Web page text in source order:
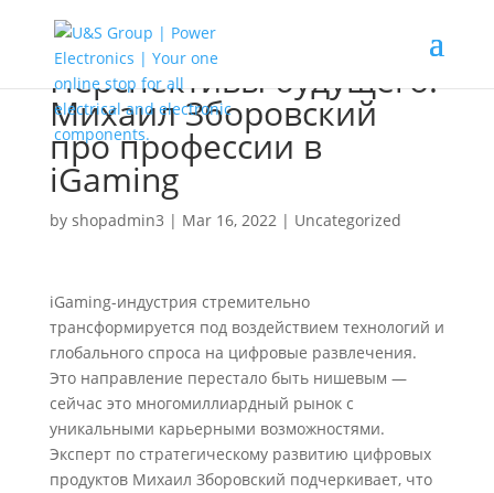
Перспективы будущего:
Михаил Зборовский
про профессии в
iGaming
by shopadmin3 | Mar 16, 2022| Uncategorized
iGaming-индустрия стремительно
трансформируется под воздействием технологий и
глобального спроса на цифровые развлечения.
Это направление перестало быть нишевым —
сейчас это многомиллиардный рынок с
уникальными карьерными возможностями.
Эксперт по стратегическому развитию цифровых
продуктов Михаил Зборовский подчеркивает, что